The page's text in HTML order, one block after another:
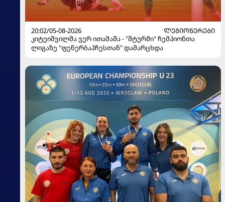
20:02/05-08-2026
ᲚᲔᲒᲘᲝᲜᲔᲠᲔᲑᲘ
კიტეიშვილმა ვერ ითამაშა - "შტურმი" ჩემპიონთა
ლიგაზე "ფენერბაჰჩესთან" დამარცხდა